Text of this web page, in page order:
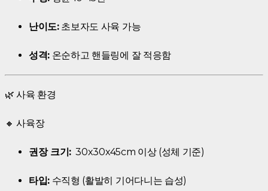
난이도:초보자도 사육 가능
성격: 온순하고 핸들링에 잘 적응함
🌿 사육 환경
🔸 사육장
권장 크기: 30x30x45cm 이상 (성체 기준)
타입: 수직형 (활발히 기어다니는 습성)